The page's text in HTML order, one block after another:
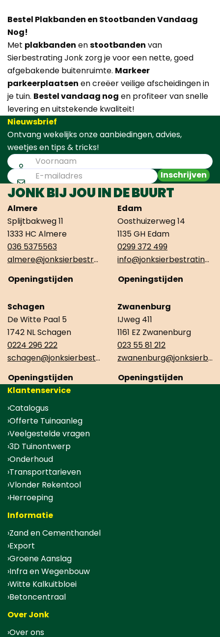
Bestel Plakbanden en Stootbanden Vandaag
Nog!
Met plakbanden enstootbanden van
Sierbestrating Jonk zorg je voor een nette, goed
afgebakende buitenruimte. Markeer
parkeerplaatsen en creëer veilige afscheidingen in
je tuin. Bestel vandaag nog en profiteer van snelle
levering en uitstekende kwaliteit!
Nieuwsbrief
Ontvang wekelijks onze aanbiedingen, advies,
weetjes en tips & tricks!
Inschrijven
JONK BIJ JOU IN DE BUURT
Almere
Splijtbakweg 11
1333 HC Almere
036 5375563
almere@jonksierbestrating.nl
Openingstijden
Edam
Oosthuizerweg 14
1135 GH Edam
0299 372 499
info@jonksierbestrating.nl
Openingstijden
Schagen
De Witte Paal 5
1742 NL Schagen
0224 296 222
schagen@jonksierbestrating.nl
Openingstijden
Zwanenburg
IJweg 411
1161 EZ Zwanenburg
023 55 81 212
zwanenburg@jonksierbestrating.nl
Openingstijden
Klantenservice
Catalogus
Offerte Tuinaanleg
Veelgestelde vragen
3D Tuinontwerp
Onderhoud
Transporttarieven
Vlonder Rekentool
Herroeping
Informatie
Zand en Cementhandel
Export
Groene Aanslag
Infra en Wegenbouw
Witte Kalkuitbloei
Betoncentraal
Over Jonk
Over ons